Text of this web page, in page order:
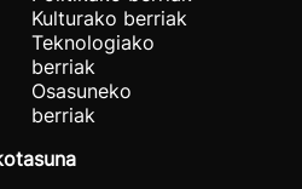
Kulturako berriak
Teknologiako
berriak
Osasuneko
berriak